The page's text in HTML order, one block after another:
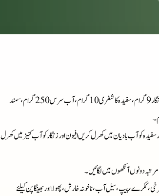
: جست کا پھول 50 گرام، افیون 10 گرام، سرمہ سیاہ 50 گرام، زنگار 9 گرام، سفیدہ کاشغری 10 گرام، آب سرس 250 گرام، سمند
کو آب بادیان میں کھرل کریں افیون اورزنگار کو آب کنیز میں کھرل
دونوں آنکھوں میں لگائیں۔
ککرے، پیپ، سیل آب، ناخونہ خارش، پھولا اور بھینگا پن کیلئے